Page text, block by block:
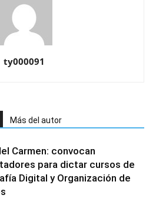
ty000091
Más del autor
Carmen: convocan
para dictar cursos de
Digital y Organización de